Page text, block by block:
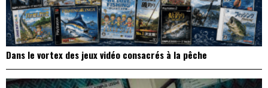
Dans le vortex des jeux vidéo consacrés à la pêche